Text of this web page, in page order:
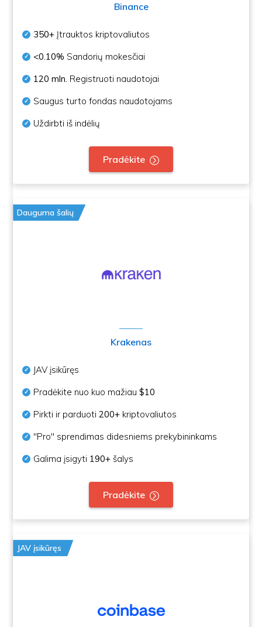
Binance
350+ Įtrauktos kriptovaliutos
<0.10% Sandorių mokesčiai
120 mln. Registruoti naudotojai
Saugus turto fondas naudotojams
Uždirbti iš indėlių
Pradėkite
Dauguma šalių
Krakenas
JAV įsikūręs
Pradėkite nuo kuo mažiau$10
Pirkti ir parduoti200+ kriptovaliutos
"Pro" sprendimas didesniems prekybininkams
Galima įsigyti 190+ šalys
Pradėkite
JAV įsikūręs